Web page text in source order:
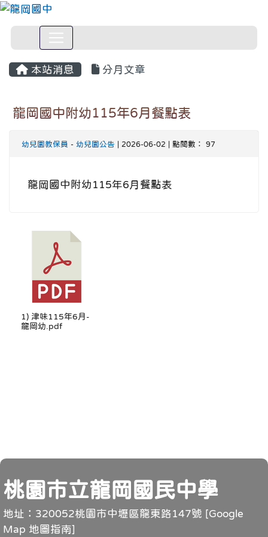
本站消息 分月文章
龍岡國中附幼115年6月餐點表
幼兒園教保員 - 幼兒園公告 | 2026-06-02 | 點閱數： 97
龍岡國中附幼115年6月餐點表
1) 津味115年6月-
龍岡幼.pdf
頁尾
桃園市立龍岡國民中學
地址：320052桃園市中壢區龍東路147號 [Google
Map 地圖指南]